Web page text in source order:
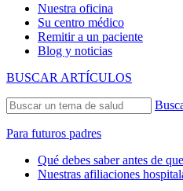
Nuestra oficina
Su centro médico
Remitir a un paciente
Blog y noticias
BUSCAR ARTÍCULOS
Para futuros padres
Qué debes saber antes de
Nuestras afiliaciones